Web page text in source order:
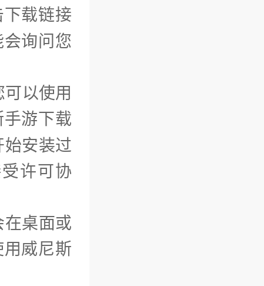
下载链接
询问您
以使用
游下载
安装过
许可协
桌面或
威尼斯